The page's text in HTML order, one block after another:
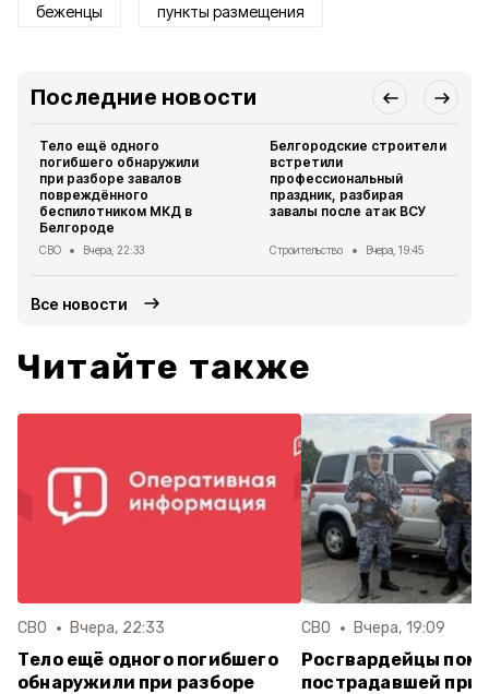
беженцы пункты размещения
Последние новости
Тело ещё одного
погибшего обнаружили
при разборе завалов
повреждённого
беспилотником МКД в
Белгороде
СВО Вчера, 22:33
Белгородские строители
встретили
профессиональный
праздник, разбирая
завалы после атак ВСУ
Строительство Вчера, 19:45
Все новости
Читайте также
СВО Вчера, 22:33
Тело ещё одного погибшего
обнаружили при разборе
СВО Вчера, 19:09
Росгвардейцы
пострадавшей при